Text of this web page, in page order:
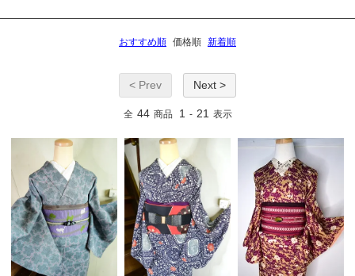
おすすめ順 価格順 新着順
< Prev Next >
全 44 商品 1 - 21 表示